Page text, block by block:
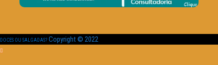
DOCES OU SALGADAS? Copyright © 2022